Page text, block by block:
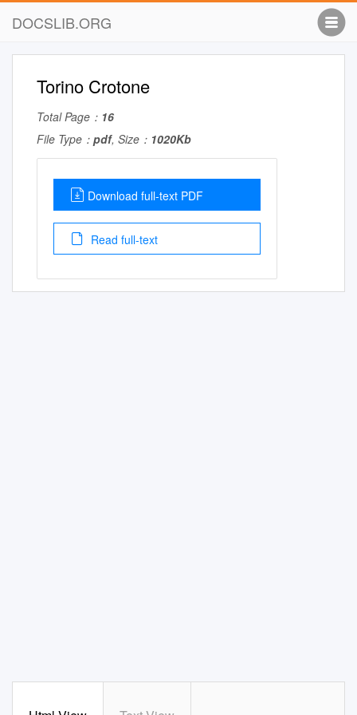
DOCSLIB.ORG
Torino Crotone
Total Page： 16
File Type： pdf, Size： 1020Kb
Download full-text PDF
Read full-text